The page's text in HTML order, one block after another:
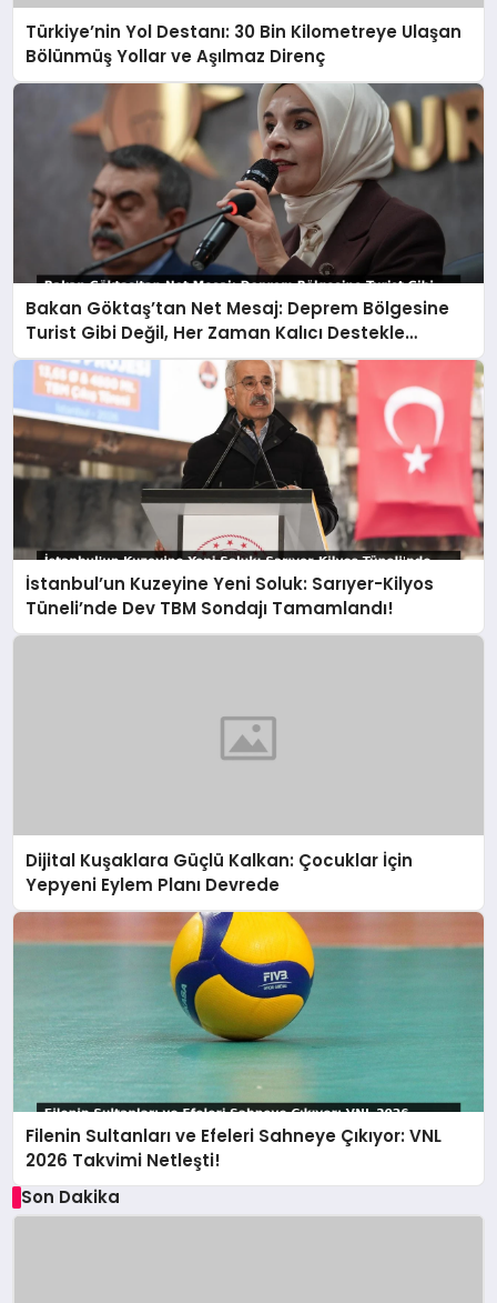
Türkiye’nin Yol Destanı: 30 Bin Kilometreye Ulaşan
Bölünmüş Yollar ve Aşılmaz Direnç
Bakan Göktaş’tan Net Mesaj: Deprem Bölgesine
Turist Gibi Değil, Her Zaman Kalıcı Destekle
Gidiyoruz!
İstanbul’un Kuzeyine Yeni Soluk: Sarıyer-Kilyos
Tüneli’nde Dev TBM Sondajı Tamamlandı!
Dijital Kuşaklara Güçlü Kalkan: Çocuklar İçin
Yepyeni Eylem Planı Devrede
Filenin Sultanları ve Efeleri Sahneye Çıkıyor: VNL
2026 Takvimi Netleşti!
Son Dakika